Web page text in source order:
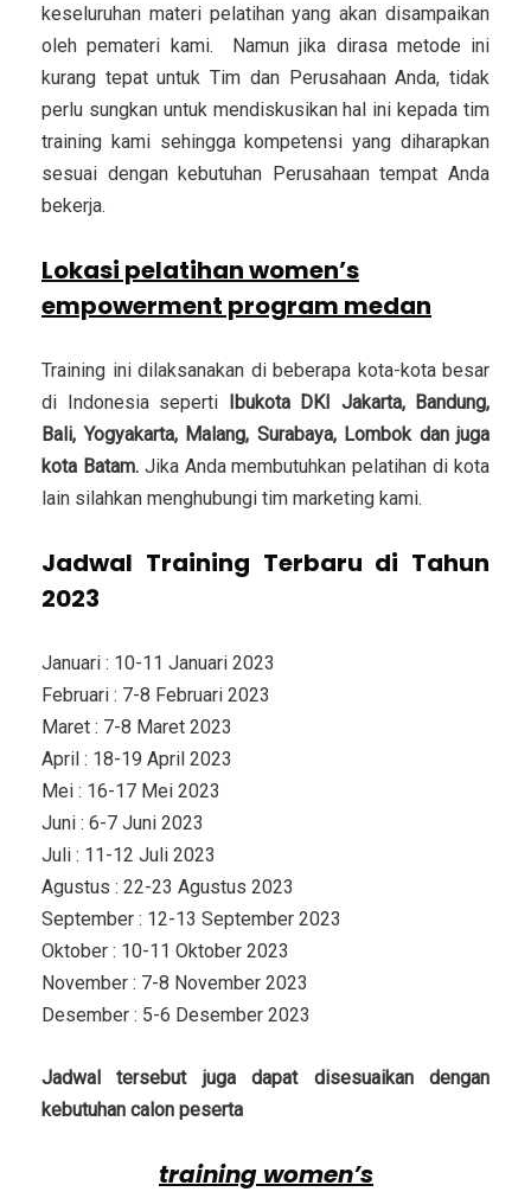
keseluruhan materi pelatihan yang akan disampaikan
oleh pemateri kami. Namun jika dirasa metode ini
kurang tepat untuk Tim dan Perusahaan Anda, tidak
perlu sungkan untuk mendiskusikan hal ini kepada tim
training kami sehingga kompetensi yang diharapkan
sesuai dengan kebutuhan Perusahaan tempat Anda
bekerja.
Lokasi pelatihan women’s
empowerment program medan
Training ini dilaksanakan di beberapa kota-kota besar
di Indonesia seperti Ibukota DKI Jakarta, Bandung,
Bali, Yogyakarta, Malang, Surabaya, Lombok dan juga
kota Batam.Jika Anda membutuhkan pelatihan di kota
lain silahkan menghubungi tim marketing kami.
Jadwal Training Terbaru di Tahun
2023
Januari : 10-11 Januari 2023
Februari : 7-8 Februari 2023
Maret : 7-8 Maret 2023
April : 18-19 April 2023
Mei : 16-17 Mei 2023
Juni : 6-7 Juni 2023
Juli : 11-12 Juli 2023
Agustus : 22-23 Agustus 2023
September : 12-13 September 2023
Oktober : 10-11 Oktober 2023
November : 7-8 November 2023
Desember : 5-6 Desember 2023
Jadwal tersebut juga dapat disesuaikan dengan
kebutuhan calon peserta
training women’s